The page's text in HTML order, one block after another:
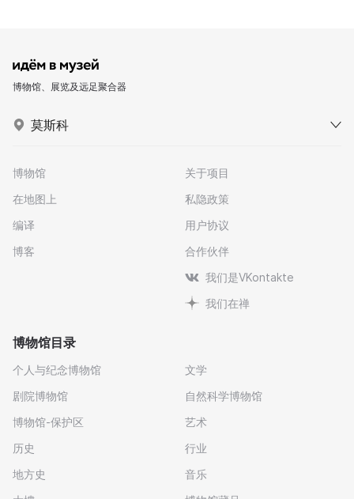
博物馆、展览及远足聚合器
莫斯科
博物馆
在地图上
编译
博客
关于项目
私隐政策
用户协议
合作伙伴
我们是VKontakte
我们在禅
博物馆目录
个人与纪念博物馆
剧院博物馆
博物馆-保护区
历史
地方史
文学
自然科学博物馆
艺术
行业
音乐